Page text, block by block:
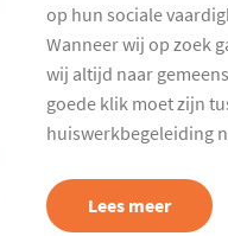
op hun sociale
Wanneer wij op zoek
wij altijd naar
goede klik moet zijn
huiswerkbegeleiding
Lees meer